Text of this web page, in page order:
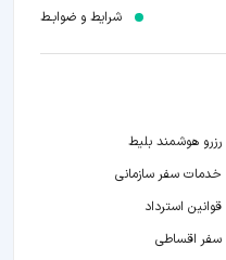
شرایط و ضوابـط
رزرو هوشمند بلیط
خدمات سفر سازمانی
قوانین استرداد
سفر اقساطی